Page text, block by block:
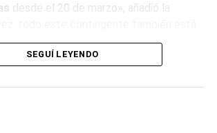
Vladimir Leontiev, los ataques
flujo de agua incontrolable”.
preparados para evacuar a los
desde el 20 de marzo», añadió la
por laOrganización Mundial de la
al Gobierno de Milei que revea su
SEGUÍ LEYENDO